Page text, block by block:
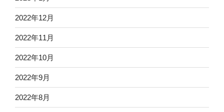
2022年12月
2022年11月
2022年10月
2022年9月
2022年8月